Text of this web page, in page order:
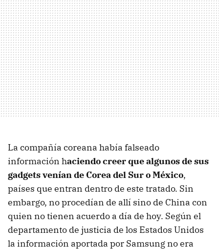
La compañía coreana había falseado
información haciendo creer que algunos de sus
gadgets venían de Corea del Sur o México,
países que entran dentro de este tratado. Sin
embargo, no procedían de allí sino de China con
quien no tienen acuerdo a día de hoy. Según el
departamento de justicia de los Estados Unidos
la información aportada por Samsung no era